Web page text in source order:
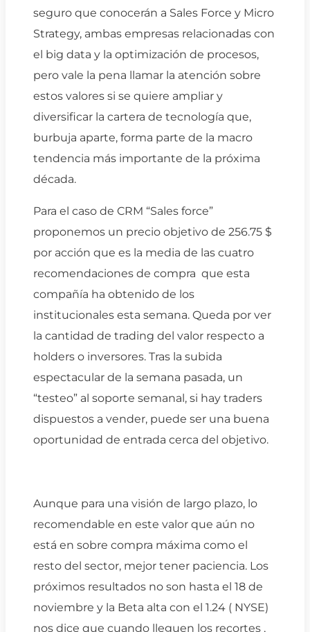
seguro que conocerán a Sales Force y Micro
Strategy, ambas empresas relacionadas con
el big data y la optimización de procesos,
pero vale la pena llamar la atención sobre
estos valores si se quiere ampliar y
diversificar la cartera de tecnología que,
burbuja aparte, forma parte de la macro
tendencia más importante de la próxima
década.
Para el caso de CRM “Sales force”
proponemos un precio objetivo de 256.75 $
por acción que es la media de las cuatro
recomendaciones de compra que esta
compañía ha obtenido de los
institucionales esta semana. Queda por ver
la cantidad de trading del valor respecto a
holders o inversores. Tras la subida
espectacular de la semana pasada, un
“testeo” al soporte semanal, si hay traders
dispuestos a vender, puede ser una buena
oportunidad de entrada cerca del objetivo.
Aunque para una visión de largo plazo, lo
recomendable en este valor que aún no
está en sobre compra máxima como el
resto del sector, mejor tener paciencia. Los
próximos resultados no son hasta el 18 de
noviembre y la Beta alta con el 1.24 ( NYSE)
nos dice que cuando lleguen los recortes ,